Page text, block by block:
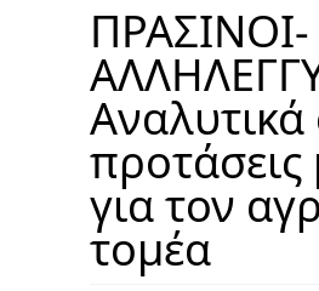
ΠΡΑΣΙΝΟΙ-
Αναλυτικά
προτάσεις
για τον
τομέα